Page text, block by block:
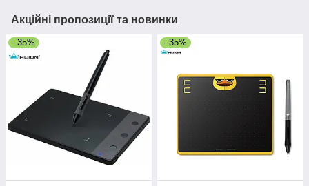
Акційні пропозиції та новинки
–35% –35%